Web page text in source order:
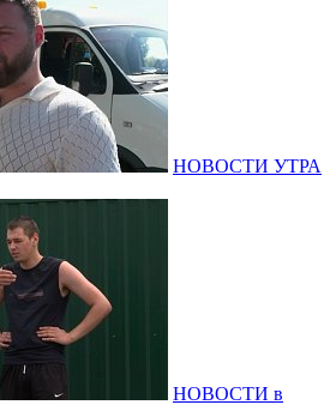
НОВОСТИ УТРА
НОВОСТИ в